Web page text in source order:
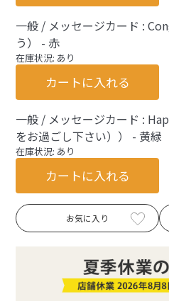
一般 / メッセージカード :
う） - 赤
在庫状況: あり
カートに入れる
一般 / メッセージカード :
をお過ごし下さい）） - 黄緑
在庫状況: あり
カートに入れる
お気に入り